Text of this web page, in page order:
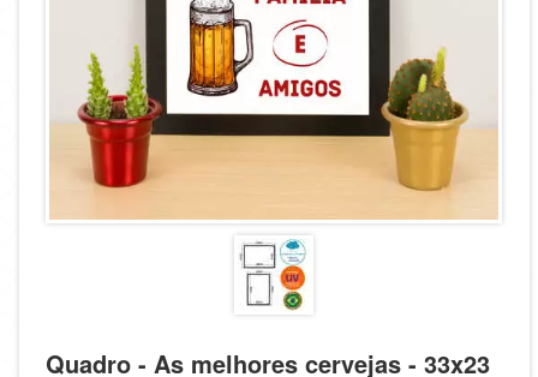
Quadro - As melhores cervejas - 33x23